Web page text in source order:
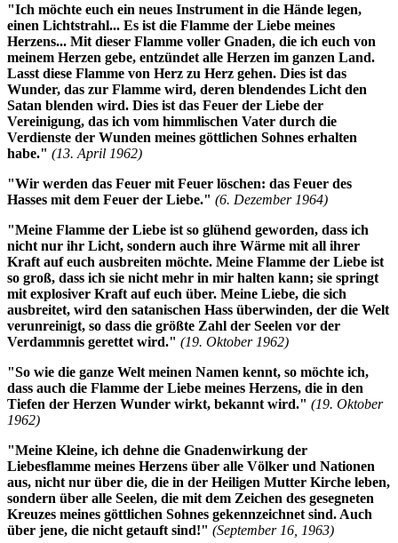
"Ich möchte euch ein neues Instrument in die Hände legen,
einen Lichtstrahl... Es ist die Flamme der Liebe meines
Herzens... Mit dieser Flamme voller Gnaden, die ich euch von
meinem Herzen gebe, entzündet alle Herzen im ganzen Land.
Lasst diese Flamme von Herz zu Herz gehen. Dies ist das
Wunder, das zur Flamme wird, deren blendendes Licht den
Satan blenden wird. Dies ist das Feuer der Liebe der
Vereinigung, das ich vom himmlischen Vater durch die
Verdienste der Wunden meines göttlichen Sohnes erhalten
habe." (13. April 1962)
"Wir werden das Feuer mit Feuer löschen: das Feuer des
Hasses mit dem Feuer der Liebe." (6. Dezember 1964)
"Meine Flamme der Liebe ist so glühend geworden, dass ich
nicht nur ihr Licht, sondern auch ihre Wärme mit all ihrer
Kraft auf euch ausbreiten möchte. Meine Flamme der Liebe ist
so groß, dass ich sie nicht mehr in mir halten kann; sie springt
mit explosiver Kraft auf euch über. Meine Liebe, die sich
ausbreitet, wird den satanischen Hass überwinden, der die Welt
verunreinigt, so dass die größte Zahl der Seelen vor der
Verdammnis gerettet wird." (19. Oktober 1962)
"So wie die ganze Welt meinen Namen kennt, so möchte ich,
dass auch die Flamme der Liebe meines Herzens, die in den
Tiefen der Herzen Wunder wirkt, bekannt wird." (19. Oktober
1962)
"Meine Kleine, ich dehne die Gnadenwirkung der
Liebesflamme meines Herzens über alle Völker und Nationen
aus, nicht nur über die, die in der Heiligen Mutter Kirche leben,
sondern über alle Seelen, die mit dem Zeichen des gesegneten
Kreuzes meines göttlichen Sohnes gekennzeichnet sind. Auch
über jene, die nicht getauft sind!" (September 16, 1963)